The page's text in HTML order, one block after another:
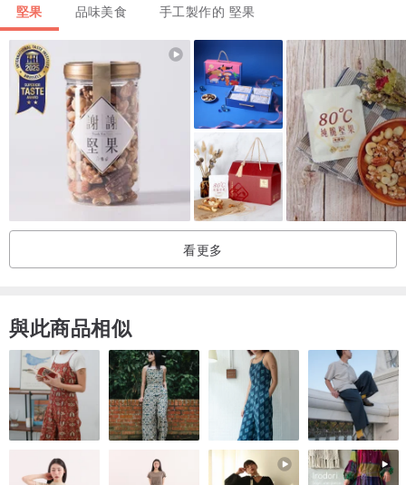
｜輕奢減法 心意不變｜
減法美學：減去紙盒，減少包裝浪費。
預算有感：省下包裝，入手頂級松露堅果無負擔。
口味自由：粉紅獵人松露腰果、松露白巧克力綜合堅果、起司松露夏
威夷豆，最愛的組合由你定義！
隨組附高質感品牌提袋，送禮或自用都同樣體面。
｜薩維尼松露 x LOVIN樂恋｜
義大利松露領導品牌薩維尼松露與台灣精品堅果品牌 LOVIN樂恋夢幻
聯名。擁有百年歷史的義大利薩維尼松露，提供高品質100%松露製作
的松露產品，結合LOVIN樂恋對於堅果品質的高標準要求，嚴選新鮮
優質堅果，以手工顆顆裹上獨家研發的蛋白糖霜，低溫慢烘至輕盈酥
脆，保留堅果大部分營養。融入薩維尼松露，香氣內斂而深邃，與堅
堅果 品味美食 手工製作的 堅果
看更多
與此商品相似